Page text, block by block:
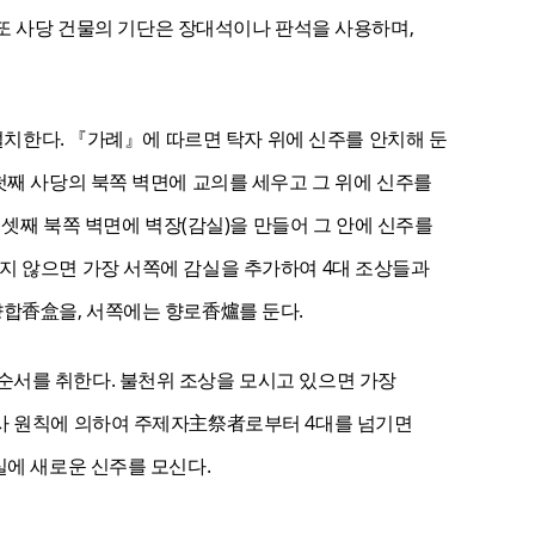
사당 건물의 기단은 장대석이나 판석을 사용하며,
한다. 『가례』에 따르면 탁자 위에 신주를 안치해 둔
사당의 북쪽 벽면에 교의를 세우고 그 위에 신주를
째 북쪽 벽면에 벽장(감실)을 만들어 그 안에 신주를
않으면 가장 서쪽에 감실을 추가하여 4대 조상들과
香盒을, 서쪽에는 향로香爐를 둔다.
를 취한다. 불천위 조상을 모시고 있으면 가장
칙에 의하여 주제자主祭者로부터 4대를 넘기면
새로운 신주를 모신다.